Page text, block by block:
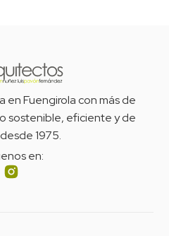
en Fuengirola con más de
sostenible, eficiente y de
1975.
en: